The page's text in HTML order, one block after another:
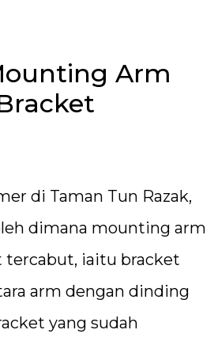
Arm
di Taman Tun Razak,
dimana mounting arm
tercabut, iaitu bracket
arm dengan dinding
yang sudah